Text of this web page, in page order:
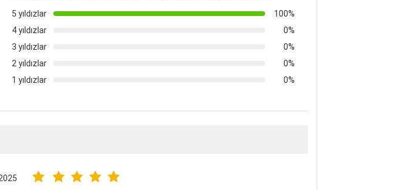
5 yıldızlar
100%
4 yıldızlar
0%
3 yıldızlar
0%
2 yıldızlar
0%
1 yıldızlar
0%